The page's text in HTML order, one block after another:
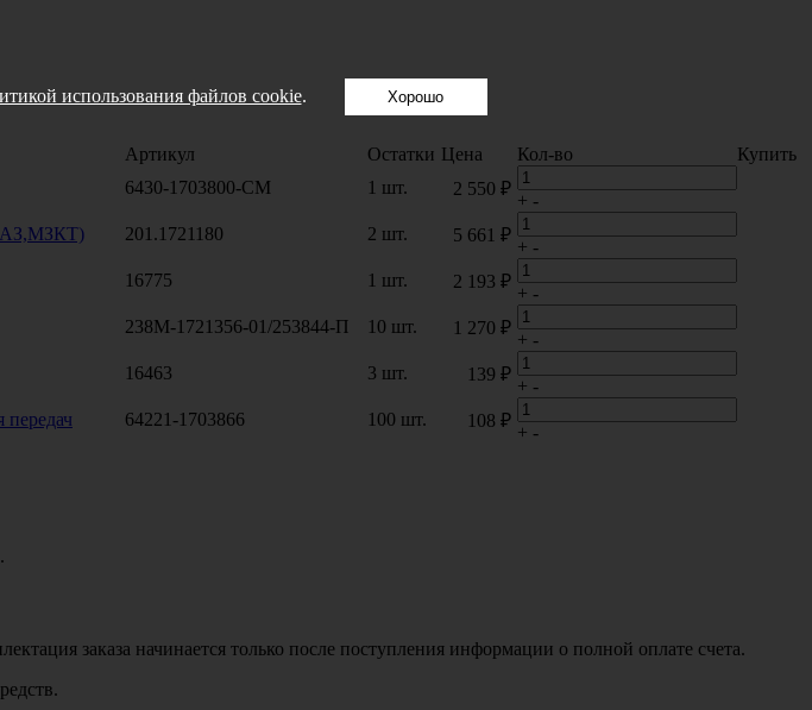
Артикул Остатки Цена Кол-во
Купить
6430-1703800-СМ 1 шт. 2 550 ₽
+ -
201.1721180 2 шт. 5 661 ₽
+ -
16775 1 шт. 2 193 ₽
+ -
238М-1721356-01/253844-П 10 шт. 1 270 ₽
+ -
16463 3 шт. 139 ₽
+ -
64221-1703866 100 шт. 108 ₽
+ -
заказа начинается только после поступления информации о полной оплате счета.
использования файлов cookie. Хорошо